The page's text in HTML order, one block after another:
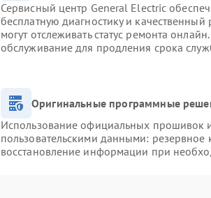
Сервисный центр General Electric
бесплатную диагностику и
могут отслеживать статус ремонта
обслуживание для продления срока
Оригинальные программные
Использование официальных прошивок
пользовательскими данными:
восстановление информации при